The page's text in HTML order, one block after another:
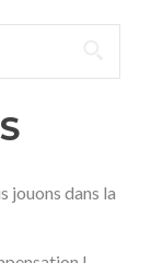
jouons dans la